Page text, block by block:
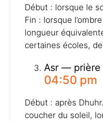
Début : lorsque le
Fin : lorsque
longueur
certaines écoles,
Asr — prière
04:50 pm
Début : après
coucher du soleil,